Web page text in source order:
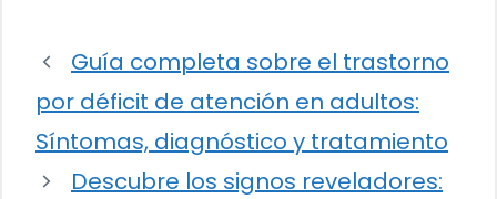
Guía completa sobre el trastorno
por déficit de atención en adultos:
Síntomas, diagnóstico y tratamiento
Descubre los signos reveladores: